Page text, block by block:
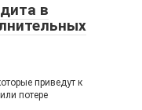
в
приведут к
потере